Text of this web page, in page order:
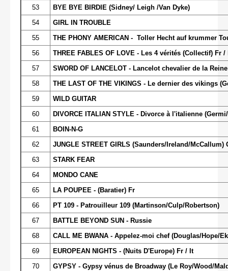
53
BYE BYE BIRDIE (Sidney/ Leigh /Van Dyke)
54
GIRL IN TROUBLE
55
THE PHONY AMERICAN - Toller Hecht auf krummer
56
THREE FABLES OF LOVE - Les 4 vérités (Collectif) Fr /
57
SWORD OF LANCELOT - Lancelot chevalier de la
58
THE LAST OF THE VIKINGS - Le dernier des vikings
59
WILD GUITAR
60
DIVORCE ITALIAN STYLE - Divorce à l'italienne
61
BOIN-N-G
62
JUNGLE STREET GIRLS (Saunders/Ireland/McCallum)
63
STARK FEAR
64
MONDO CANE
65
LA POUPEE - (Baratier) Fr
66
PT 109 - Patrouilleur 109 (Martinson/Culp/Robertson)
67
BATTLE BEYOND SUN - Russie
68
CALL ME BWANA - Appelez-moi chef (Douglas/Hope/
69
EUROPEAN NIGHTS - (Nuits D'Europe) Fr / It
70
GYPSY - Gypsy vénus de Broadway (Le Roy/Wood/